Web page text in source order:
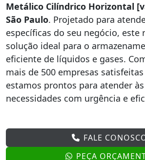
Metálico Cilíndrico Horizontal
São Paulo. Projetado para
específicas do seu negócio, este
solução ideal para o
eficiente de líquidos e gases.
mais de 500 empresas
estamos prontos para atender
necessidades com urgência e
FALE
PEÇA